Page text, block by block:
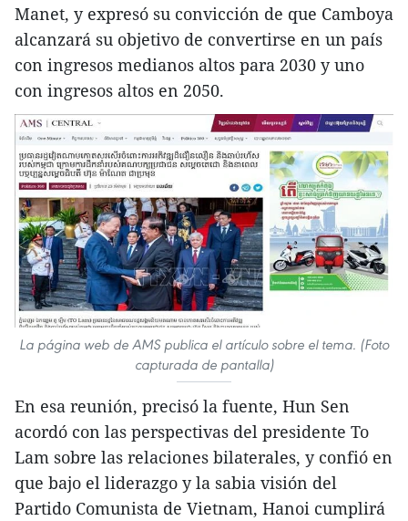
Manet, y expresó su convicción de que Camboya
alcanzará su objetivo de convertirse en un país
con ingresos medianos altos para 2030 y uno
con ingresos altos en 2050.
La página web de AMS publica el artículo sobre el tema. (Foto
capturada de pantalla)
En esa reunión, precisó la fuente, Hun Sen
acordó con las perspectivas del presidente To
Lam sobre las relaciones bilaterales, y confió en
que bajo el liderazgo y la sabia visión del
Partido Comunista de Vietnam, Hanoi cumplirá